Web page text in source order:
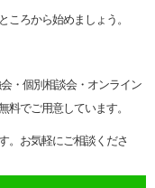
ろから始めましょう。
・個別相談会・オンライン
でご用意しています。
。お気軽にご相談くださ